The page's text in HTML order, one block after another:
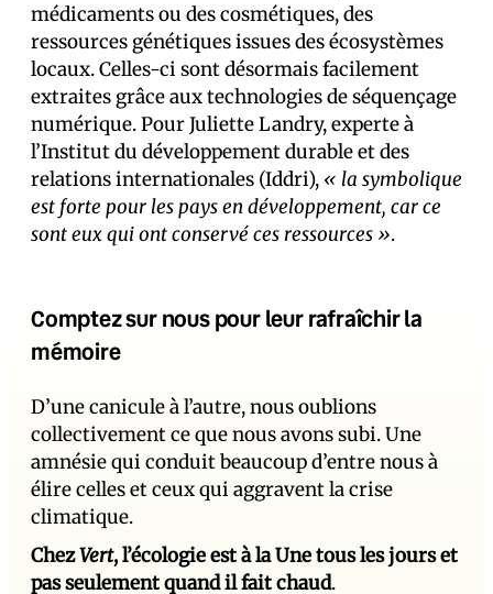
médicaments ou des cosmétiques, des
ressources génétiques issues des écosystèmes
locaux. Celles-ci sont désormais facilement
extraites grâce aux technologies de séquençage
numérique. Pour Juliette Landry, experte à
l’Institut du développement durable et des
relations internationales (Iddri), « la symbolique
est forte pour les pays en développement, car ce
sont eux qui ont conservé ces ressources ».
Comptez sur nous pour leur rafraîchir la
mémoire
D’une canicule à l’autre, nous oublions
collectivement ce que nous avons subi. Une
amnésie qui conduit beaucoup d’entre nous à
élire celles et ceux qui aggravent la crise
climatique.
ChezVert, l’écologie est à la Une tous les jours et
pas seulement quand il fait chaud.